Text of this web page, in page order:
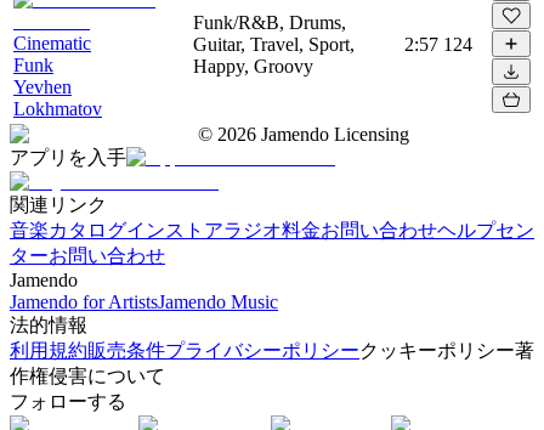
Cinematic
Funk
Yevhen
Lokhmatov
Funk/R&B, Drums,
Guitar, Travel, Sport,
Happy, Groovy
2:57 124
© 2026 Jamendo Licensing
アプリを入手
関連リンク
音楽カタログインストアラジオ料金お問い合わせヘルプセン
ターお問い合わせ
Jamendo
Jamendo for ArtistsJamendo Music
法的情報
利用規約販売条件プライバシーポリシークッキーポリシー著
作権侵害について
フォローする